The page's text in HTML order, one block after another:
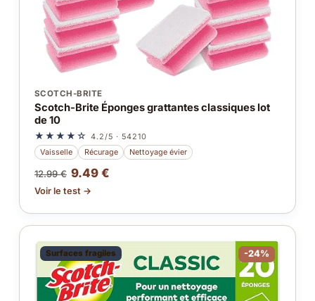
SCOTCH-BRITE
Scotch-Brite Éponges grattantes classiques lot
de 10
★★★★☆ 4.2/5 · 54210
Vaisselle
Récurage Nettoyage évier
12.99 € 9.49 €
Voir le test →
Surfaces fragiles -24%